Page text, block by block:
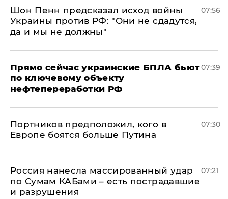
Шон Пенн предсказал исход войны
Украины против РФ: "Они не сдадутся,
да и мы не должны"
07:56
Прямо сейчас украинские БПЛА бьют
по ключевому объекту
нефтепереработки РФ
07:39
Портников предположил, кого в
Европе боятся больше Путина
07:30
Россия нанесла массированный удар
по Сумам КАБами – есть пострадавшие
и разрушения
07:21